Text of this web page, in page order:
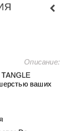
Описание:
ваших